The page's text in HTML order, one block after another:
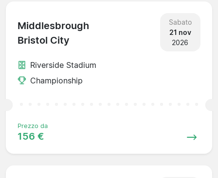
Middlesbrough
Bristol City
Sabato
21 nov
2026
Riverside Stadium
Championship
Prezzo da
156 €